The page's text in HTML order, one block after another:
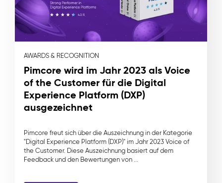
AWARDS & RECOGNITION
Pimcore wird im Jahr 2023 als Voice
of the Customer für die Digital
Experience Platform (DXP)
ausgezeichnet
Pimcore freut sich über die Auszeichnung in der Kategorie
"Digital Experience Platform (DXP)" im Jahr 2023 Voice of
the Customer. Diese Auszeichnung basiert auf dem
Feedback und den Bewertungen von ...